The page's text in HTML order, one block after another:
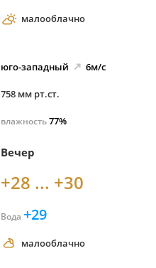
малооблачно
юго-западный 6м/с
758 мм рт.ст.
влажность77%
Вечер
+28 ... +30
Вода +29
малооблачно